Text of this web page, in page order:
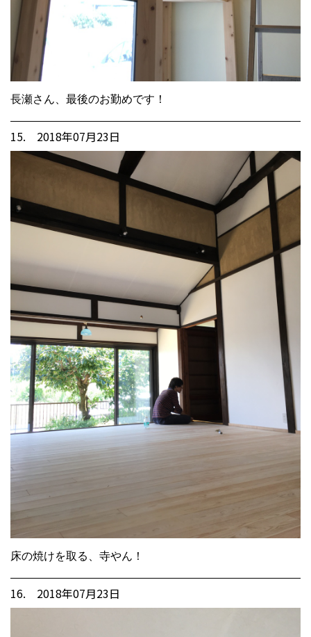
長瀬さん、最後のお勤めです！
15. 2018年07月23日
床の焼けを取る、寺やん！
16. 2018年07月23日